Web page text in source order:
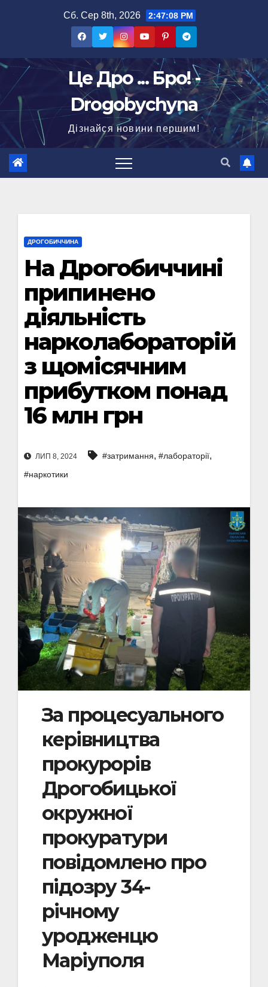
Сб. Сер 8th, 2026 2:47:09 PM
Це Дро ... Бро! -
Drogobychyna
Дізнайся новини першим!
ДРОГОБИЧЧИНА
На Дрогобиччині
припинено
діяльність
нарколабораторій
з щомісячним
прибутком понад
16 млн грн
ЛИП 8, 2024 #затримання, #лабораторії,
#наркотики
За процесуального
керівництва
прокурорів
Дрогобицької
окружної
прокуратури
повідомлено про
підозру 34-
річному
уродженцю
Маріуполя